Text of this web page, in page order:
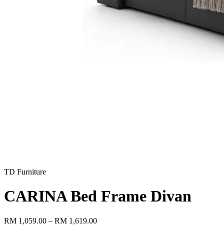
TD Furniture
CARINA Bed Frame Divan
RM 1,059.00 – RM 1,619.00